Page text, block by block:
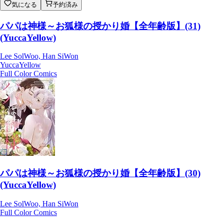
気になる 予約済み
パパは神様～お狐様の授かり婚【全年齢版】(31)
(YuccaYellow)
Lee SolWoo, Han SiWon
YuccaYellow
Full Color Comics
パパは神様～お狐様の授かり婚【全年齢版】(30)
(YuccaYellow)
Lee SolWoo, Han SiWon
Full Color Comics